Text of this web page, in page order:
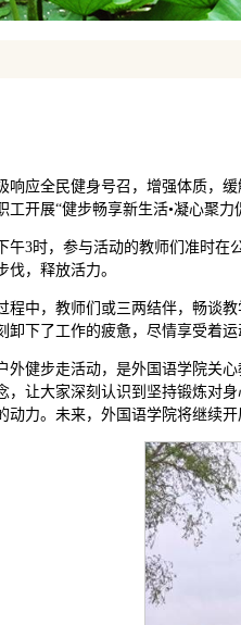
响应全民健身号召，增强体质，
工开展“健步畅享新生活•凝心聚力
午3时，参与活动的教师们准时在
伐，释放活力。
程中，教师们或三两结伴，畅谈
卸下了工作的疲惫，尽情享受着运
外健步走活动，是外国语学院关
，让大家深刻认识到坚持锻炼对
动力。未来，外国语学院将继续